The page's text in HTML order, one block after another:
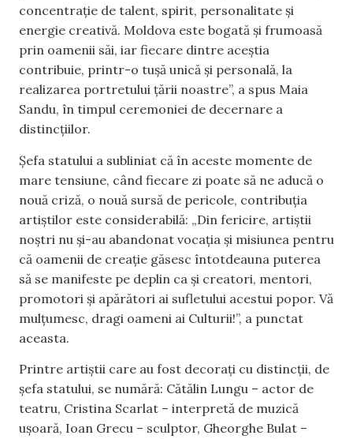
concentrație de talent, spirit, personalitate și
energie creativă. Moldova este bogată și frumoasă
prin oamenii săi, iar fiecare dintre aceștia
contribuie, printr-o tușă unică și personală, la
realizarea portretului țării noastre”, a spus Maia
Sandu, în timpul ceremoniei de decernare a
distincțiilor.
Șefa statului a subliniat că în aceste momente de
mare tensiune, când fiecare zi poate să ne aducă o
nouă criză, o nouă sursă de pericole, contribuția
artiștilor este considerabilă: „Din fericire, artiștii
noștri nu și-au abandonat vocația și misiunea pentru
că oamenii de creație găsesc întotdeauna puterea
să se manifeste pe deplin ca și creatori, mentori,
promotori și apărători ai sufletului acestui popor. Vă
mulțumesc, dragi oameni ai Culturii!”, a punctat
aceasta.
Printre artiștii care au fost decorați cu distincții, de
șefa statului, se numără: Cătălin Lungu – actor de
teatru, Cristina Scarlat – interpretă de muzică
ușoară, Ioan Grecu – sculptor, Gheorghe Bulat –